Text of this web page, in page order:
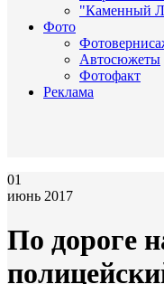
"Каменный
Фото
Автосюжеты
Фотофакт
Реклама
01
июнь 2017
По дороге